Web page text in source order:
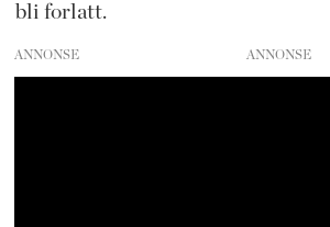
bli forlatt.
ANNONSE